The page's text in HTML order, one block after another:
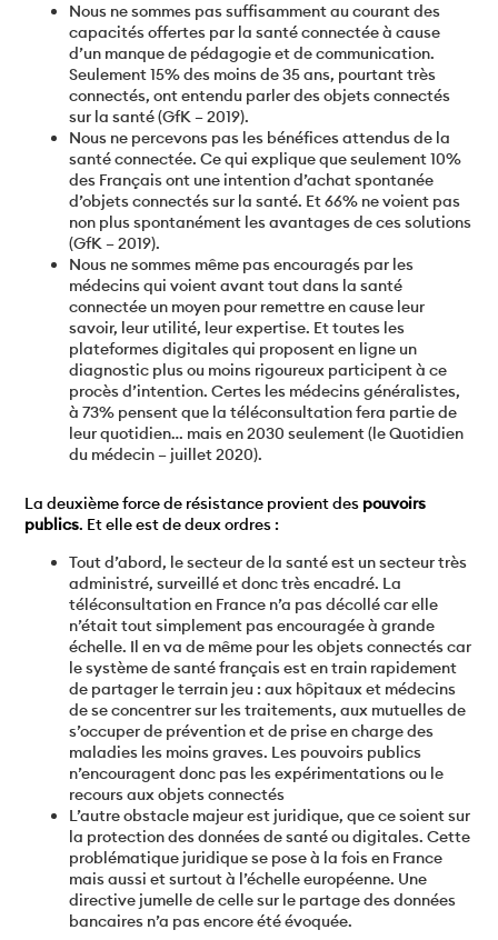
Nous ne sommes pas suffisamment au courant des
capacités offertes par la santé connectée à cause
d’un manque de pédagogie et de communication.
Seulement 15% des moins de 35 ans, pourtant très
connectés, ont entendu parler des objets connectés
sur la santé (GfK – 2019).
Nous ne percevons pas les bénéfices attendus de la
santé connectée. Ce qui explique que seulement 10%
des Français ont une intention d’achat spontanée
d’objets connectés sur la santé. Et 66% ne voient pas
non plus spontanément les avantages de ces solutions
(GfK – 2019).
Nous ne sommes même pas encouragés par les
médecins qui voient avant tout dans la santé
connectée un moyen pour remettre en cause leur
savoir, leur utilité, leur expertise. Et toutes les
plateformes digitales qui proposent en ligne un
diagnostic plus ou moins rigoureux participent à ce
procès d’intention. Certes les médecins généralistes,
à 73% pensent que la téléconsultation fera partie de
leur quotidien… mais en 2030 seulement (le Quotidien
du médecin – juillet 2020).
La deuxième force de résistance provient des pouvoirs
publics. Et elle est de deux ordres :
Tout d’abord, le secteur de la santé est un secteur très
administré, surveillé et donc très encadré. La
téléconsultation en France n’a pas décollé car elle
n’était tout simplement pas encouragée à grande
échelle. Il en va de même pour les objets connectés car
le système de santé français est en train rapidement
de partager le terrain jeu : aux hôpitaux et médecins
de se concentrer sur les traitements, aux mutuelles de
s’occuper de prévention et de prise en charge des
maladies les moins graves. Les pouvoirs publics
n’encouragent donc pas les expérimentations ou le
recours aux objets connectés
L’autre obstacle majeur est juridique, que ce soient sur
la protection des données de santé ou digitales. Cette
problématique juridique se pose à la fois en France
mais aussi et surtout à l’échelle européenne. Une
directive jumelle de celle sur le partage des données
bancaires n’a pas encore été évoquée.